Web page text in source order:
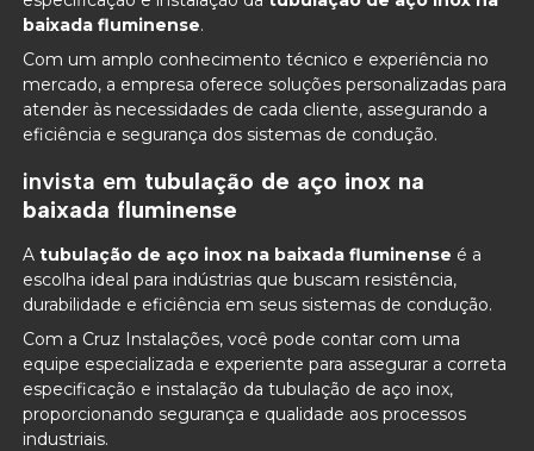
baixada fluminense.
Com um amplo conhecimento técnico e experiência no
mercado, a empresa oferece soluções personalizadas para
atender às necessidades de cada cliente, assegurando a
eficiência e segurança dos sistemas de condução.
invista em tubulação de aço inox na
baixada fluminense
Atubulação de aço inox na baixada fluminense é a
escolha ideal para indústrias que buscam resistência,
durabilidade e eficiência em seus sistemas de condução.
Com a Cruz Instalações, você pode contar com uma
equipe especializada e experiente para assegurar a correta
especificação e instalação da tubulação de aço inox,
proporcionando segurança e qualidade aos processos
industriais.